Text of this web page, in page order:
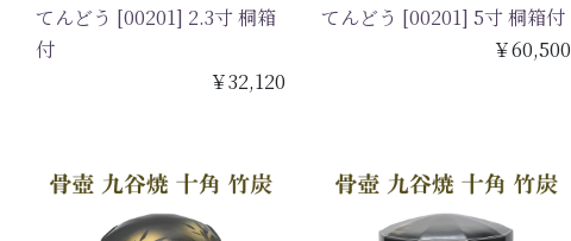
てんどう [00201] 2.3寸 桐箱
付
￥32,120
てんどう [00201] 5寸 桐箱付
￥60,500